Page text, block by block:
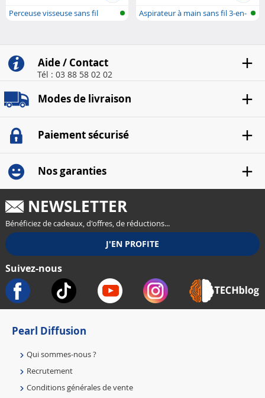
Perceuse visseuse sans fil
Aspirateur à main sans fil 3-en-
Aide / Contact
Tél : 03 88 58 02 02
Modes de livraison
Paiement sécurisé
Nos garanties
NEWSLETTER
Bénéficiez de cadeaux, d'offres, de réductions...
Suivez-nous
Pearl Diffusion
Qui sommes-nous ?
Recrutement
Conditions générales de vente